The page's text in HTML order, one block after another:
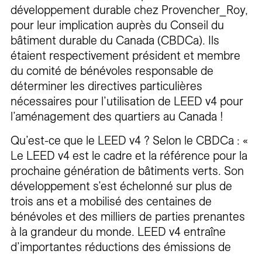
développement durable chez Provencher_Roy,
pour leur implication auprès du Conseil du
bâtiment durable du Canada (CBDCa). Ils
étaient respectivement président et membre
du comité de bénévoles responsable de
déterminer les directives particulières
nécessaires pour l’utilisation de LEED v4 pour
l’aménagement des quartiers au Canada !
Qu’est-ce que le LEED v4 ? Selon le CBDCa : «
Le LEED v4 est le cadre et la référence pour la
prochaine génération de bâtiments verts. Son
développement s’est échelonné sur plus de
trois ans et a mobilisé des centaines de
bénévoles et des milliers de parties prenantes
à la grandeur du monde. LEED v4 entraîne
d’importantes réductions des émissions de